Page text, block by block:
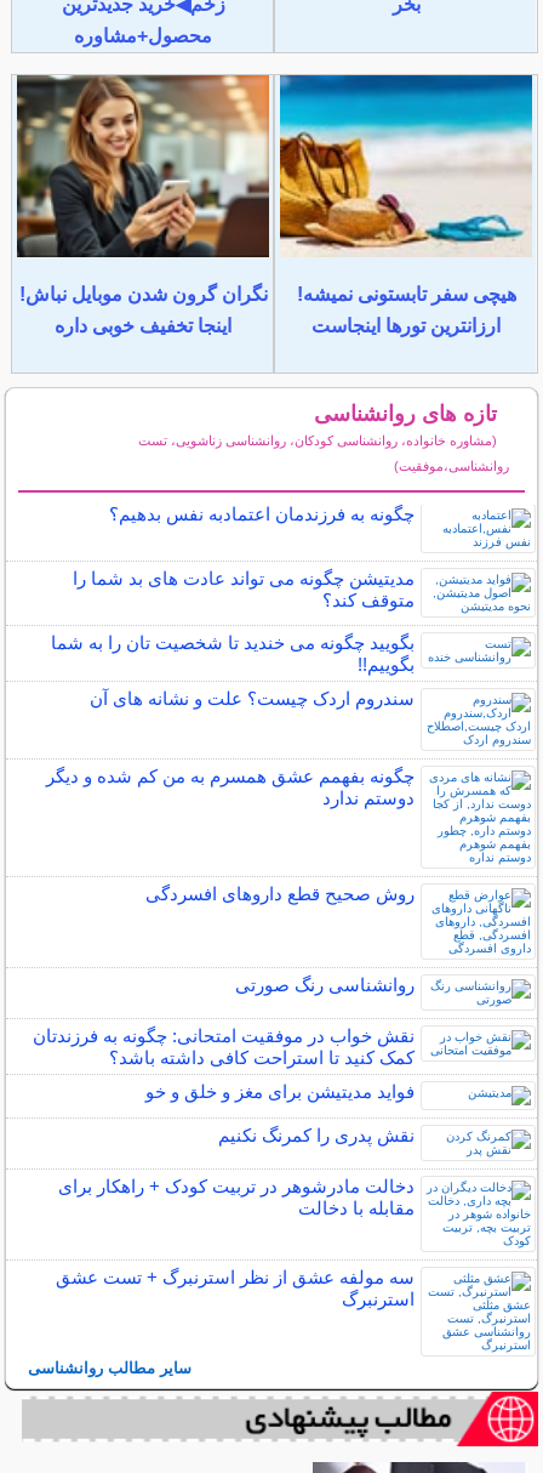
بخر
زخم◀خرید جدیدترین
محصول+مشاوره
هیچی سفر تابستونی نمیشه!
ارزانترین تورها اینجاست
نگران گرون شدن موبایل نباش!
اینجا تخفیف خوبی داره
تازه های روانشناسی
(مشاوره خانواده، روانشناسی کودکان، روانشناسی زناشویی، تست
روانشناسی،موفقیت)
چگونه به فرزندمان اعتمادبه نفس بدهیم؟
مدیتیشن چگونه می تواند عادت های بد شما را
متوقف کند؟
بگویید چگونه می خندید تا شخصیت تان را به شما
بگوییم!!
سندروم اردک چیست؟ علت و نشانه های آن
چگونه بفهمم عشق همسرم به من کم شده و دیگر
دوستم ندارد
روش صحیح قطع داروهای افسردگی
روانشناسی رنگ صورتی
نقش خواب در موفقیت امتحانی: چگونه به فرزندتان
کمک کنید تا استراحت کافی داشته باشد؟
فواید مدیتیشن برای مغز و خلق و خو
نقش پدری را کمرنگ نکنیم
دخالت مادرشوهر در تربیت کودک + راهکار برای
مقابله با دخالت
سه مولفه عشق از نظر استرنبرگ + تست عشق
استرنبرگ
سایر مطالب روانشناسی